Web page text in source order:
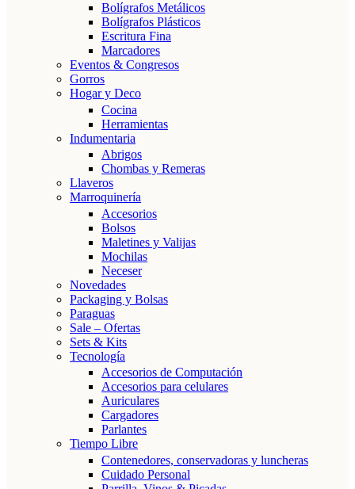
Bolígrafos Metálicos
Bolígrafos Plásticos
Escritura Fina
Marcadores
Eventos & Congresos
Gorros
Hogar y Deco
Cocina
Herramientas
Indumentaria
Abrigos
Chombas y Remeras
Llaveros
Marroquinería
Accesorios
Bolsos
Maletines y Valijas
Mochilas
Neceser
Novedades
Packaging y Bolsas
Paraguas
Sale – Ofertas
Sets & Kits
Tecnología
Accesorios de Computación
Accesorios para celulares
Auriculares
Cargadores
Parlantes
Tiempo Libre
Contenedores, conservadoras y luncheras
Cuidado Personal